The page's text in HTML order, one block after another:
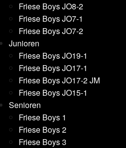
Friese Boys JO8-2
Friese Boys JO7-1
Friese Boys JO7-2
Junioren
Friese Boys JO19-1
Friese Boys JO17-1
Friese Boys JO17-2 JM
Friese Boys JO15-1
Senioren
Friese Boys 1
Friese Boys 2
Friese Boys 3